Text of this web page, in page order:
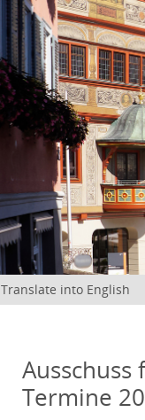
Translate into English
Termine